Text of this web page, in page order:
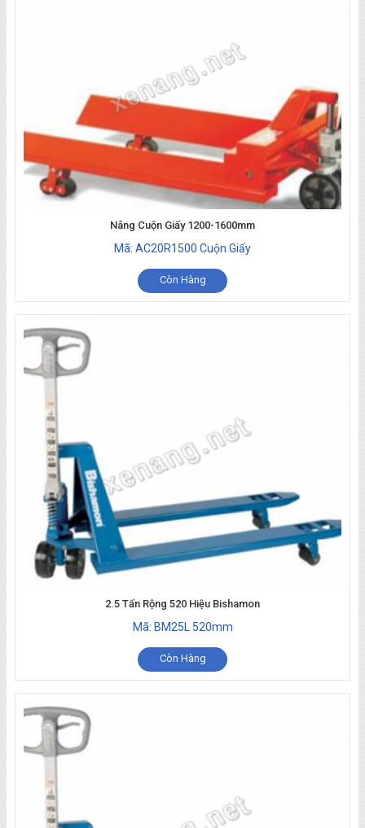
Nâng Cuộn Giấy 1200-1600mm
Mã: AC20R1500 Cuộn Giấy
Còn Hàng
2.5 Tấn Rộng 520 Hiệu Bishamon
Mã: BM25L 520mm
Còn Hàng